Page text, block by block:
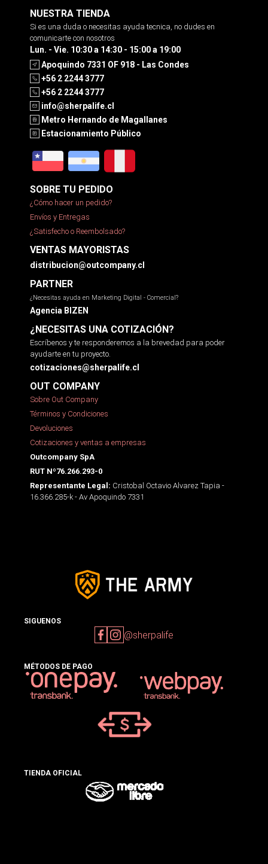
NUESTRA TIENDA
Si es una duda o necesitas ayuda tecnica, no dudes en
comunicarte con nosotros
Lun. - Vie. 10:30 a 14:30 - 15:00 a 19:00
Apoquindo 7331 OF 918 - Las Condes
+56 2 2244 3777
+56 2 2244 3777
info@sherpalife.cl
Metro Hernando de Magallanes
Estacionamiento Público
SOBRE TU PEDIDO
¿Cómo hacer un pedido?
Envíos y Entregas
¿Satisfecho o Reembolsado?
VENTAS MAYORISTAS
distribucion@outcompany.cl
PARTNER
¿Necesitas ayuda en Marketing Digital - Comercial?
Agencia BIZEN
¿NECESITAS UNA COTIZACIÓN?
Escríbenos y te responderemos a la brevedad para poder
ayudarte en tu proyecto.
cotizaciones@sherpalife.cl
OUT COMPANY
Sobre Out Company
Términos y Condiciones
Devoluciones
Cotizaciones y ventas a empresas
Outcompany SpA
RUT Nº76.266.293-0
Representante Legal: Cristobal Octavio Alvarez Tapia -
16.366.285-k - Av Apoquindo 7331
SIGUENOS
@sherpalife
MÉTODOS DE PAGO
TIENDA OFICIAL